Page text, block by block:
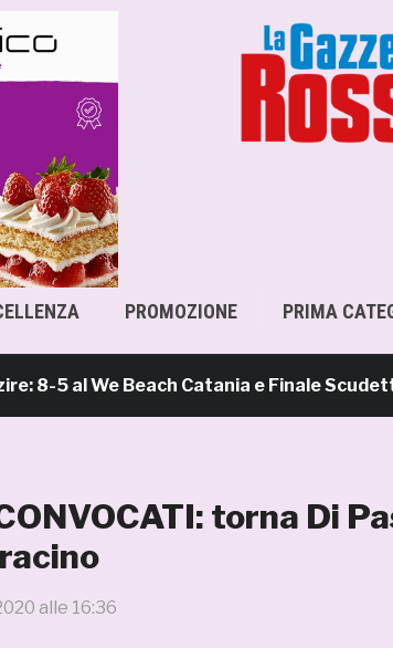
PROMOZIONE PRIMA
al We Beach Catania e Finale Scudetto!
torna Di
alle 16:36